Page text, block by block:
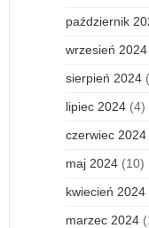
październik
wrzesień 2024
sierpień 2024
lipiec 2024 (4)
czerwiec 2024
maj 2024 (10)
kwiecień 2024
marzec 2024